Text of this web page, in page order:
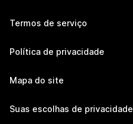
Termos de serviço
Política de privacidade
Mapa do site
Suas escolhas de privacidade